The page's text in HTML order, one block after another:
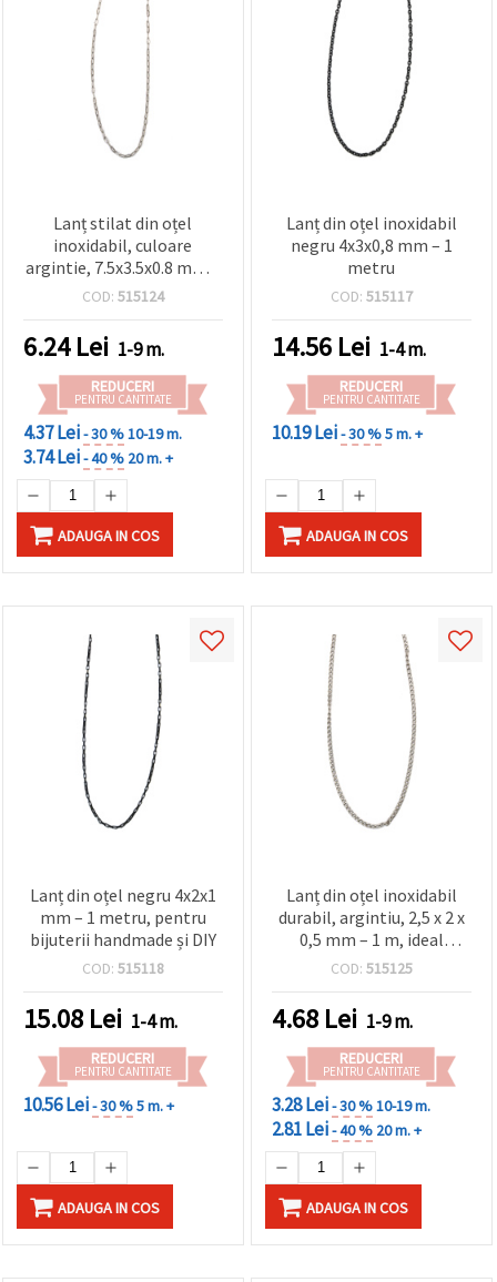
Lanț stilat din oțel
inoxidabil, culoare
argintie, 7.5x3.5x0.8 mm –
1 m, perfect pentru
modă și proiecte creative
DIY
COD: 515124
6.24Lei 1-9 m.
REDUCERI
PENTRU CANTITATE
4.37 Lei- 30 %10-19 m.
3.74 Lei- 40 % 20 m. +
ADAUGA IN COS
Lanț din oțel inoxidabil
negru 4x3x0,8 mm – 1
metru
COD: 515117
14.56 Lei 1-4 m.
REDUCERI
PENTRU CANTITATE
10.19 Lei- 30 %5 m. +
ADAUGA IN COS
Lanț din oțel negru 4x2x1
mm – 1 metru, pentru
bijuterii handmade și DIY
COD: 515118
15.08 Lei 1-4 m.
REDUCERI
PENTRU CANTITATE
10.56 Lei- 30 %5 m. +
ADAUGA IN COS
Lanț din oțel inoxidabil
durabil, argintiu, 2,5 x 2 x
0,5 mm – 1 m, ideal
pentru bijuterii handmade
COD: 515125
4.68 Lei 1-9 m.
REDUCERI
PENTRU CANTITATE
3.28 Lei- 30 %10-19 m.
2.81 Lei- 40 % 20 m. +
ADAUGA IN COS